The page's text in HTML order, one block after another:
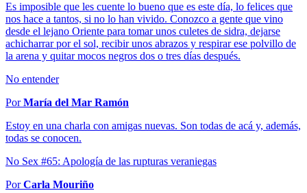
Es imposible que les cuente lo bueno que es este día, lo felices que
nos hace a tantos, si no lo han vivido. Conozco a gente que vino
desde el lejano Oriente para tomar unos culetes de sidra, dejarse
achicharrar por el sol, recibir unos abrazos y respirar ese polvillo de
la arena y quitar mocos negros dos o tres días después.
No entender
PorMaría del Mar Ramón
Estoy en una charla con amigas nuevas. Son todas de acá y, además,
todas se conocen.
No Sex #65: Apología de las rupturas veraniegas
PorCarla Mouriño